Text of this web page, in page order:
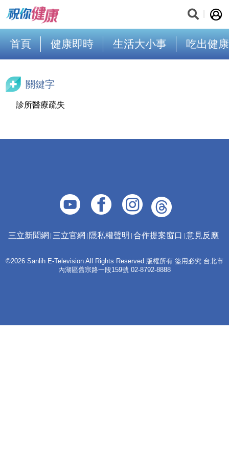
首頁 健康即時 生活大小事 吃出健康
關鍵字
診所醫療疏失
三立新聞網 三立官網 隱私權聲明 合作提案窗口 意見反應
©2026 Sanlih E-Television All Rights Reserved 版權所有 盜用必究 台北市
內湖區舊宗路一段159號 02-8792-8888